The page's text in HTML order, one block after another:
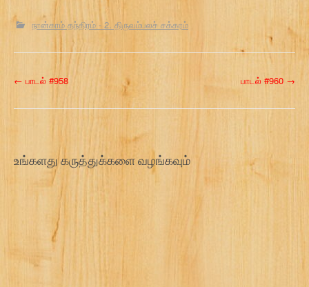
நான்காம் தந்திரம் - 2. திருவம்பலச் சக்கரம்
P
o
t
i
← பாடல் #958 பாடல் #960 →
உங்களது கருத்துக்களை வழங்கவும்